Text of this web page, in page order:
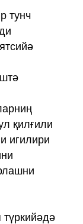
тунч
қилғили
игилири